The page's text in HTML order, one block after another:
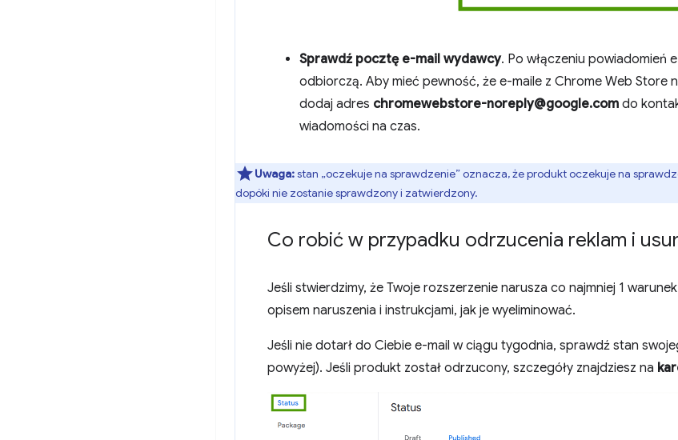
Sprawdź pocztę e-mail wydawcy. Po włączeniu powiadomień
odbiorczą. Aby mieć pewność, że e-maile z Chrome Web Store
dodaj adres chromewebstore-noreply@google.com do
wiadomości na czas.
Uwaga:stan „oczekuje na sprawdzenie” oznacza, że produkt oczekuje na
dopóki nie zostanie sprawdzony i zatwierdzony.
Co robić w przypadku odrzucenia reklam i
Jeśli stwierdzimy, że Twoje rozszerzenie narusza co najmniej 1
opisem naruszenia i instrukcjami, jak je wyeliminować.
Jeśli nie dotarł do Ciebie e-mail w ciągu tygodnia, sprawdź stan
powyżej). Jeśli produkt został odrzucony, szczegóły znajdziesz na